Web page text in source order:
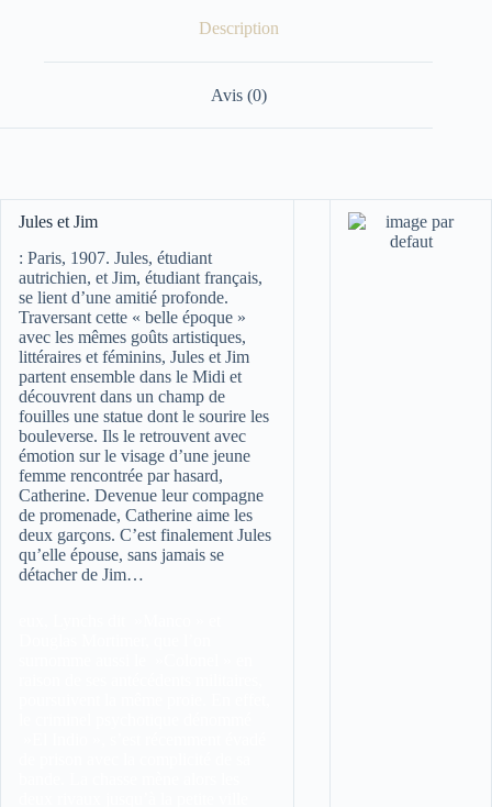
Description
Avis (0)
Jules et Jim
: Paris, 1907. Jules, étudiant
autrichien, et Jim, étudiant français,
se lient d’une amitié profonde.
Traversant cette « belle époque »
avec les mêmes goûts artistiques,
littéraires et féminins, Jules et Jim
partent ensemble dans le Midi et
découvrent dans un champ de
fouilles une statue dont le sourire les
bouleverse. Ils le retrouvent avec
émotion sur le visage d’une jeune
femme rencontrée par hasard,
Catherine. Devenue leur compagne
de promenade, Catherine aime les
deux garçons. C’est finalement Jules
qu’elle épouse, sans jamais se
détacher de Jim…